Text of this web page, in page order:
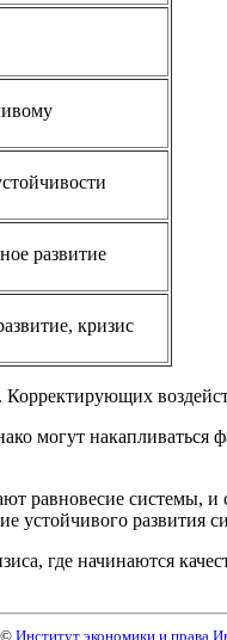
развитие
кризис
могут
системы, и
устойчивого развития
где начинаются
© Институт экономики и права